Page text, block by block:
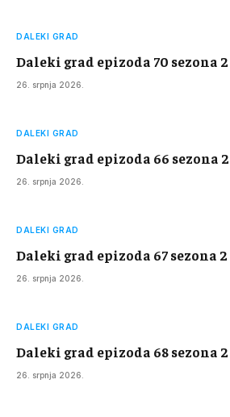
DALEKI GRAD
Daleki grad epizoda 70 sezona 2
26. srpnja 2026.
DALEKI GRAD
Daleki grad epizoda 66 sezona 2
26. srpnja 2026.
DALEKI GRAD
Daleki grad epizoda 67 sezona 2
26. srpnja 2026.
DALEKI GRAD
Daleki grad epizoda 68 sezona 2
26. srpnja 2026.